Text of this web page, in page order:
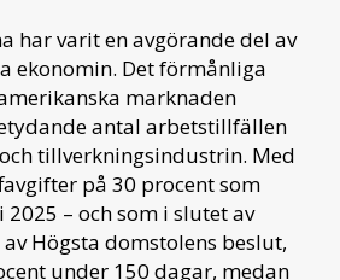
har varit en avgörande del av
ekonomin. Det förmånliga
marknaden
antal arbetstillfällen
tillverkningsindustrin. Med
på 30 procent som
– och som i slutet av
Högsta domstolens beslut,
under 150 dagar, medan